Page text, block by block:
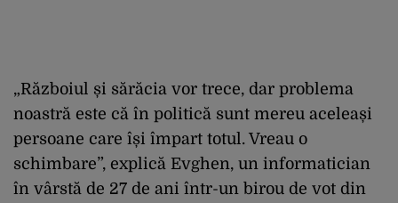
„Războiul și sărăcia vor trece, dar problema
noastră este că în politică sunt mereu aceleași
persoane care își împart totul. Vreau o
schimbare”, explică Evghen, un informatician
în vârstă de 27 de ani într-un birou de vot din